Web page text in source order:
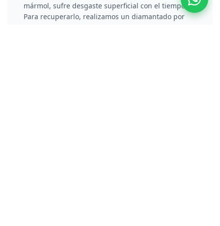
mármol, sufre desgaste superficial con el tiempo.
Para recuperarlo, realizamos un diamantado por